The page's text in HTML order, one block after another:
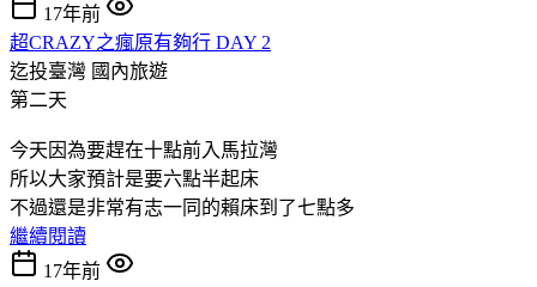
17年前
超CRAZY之瘋原有夠行 DAY 2
迄投臺灣 國內旅遊
第二天
今天因為要趕在十點前入馬拉灣
所以大家預計是要六點半起床
不過還是非常有志一同的賴床到了七點多
繼續閱讀
17年前